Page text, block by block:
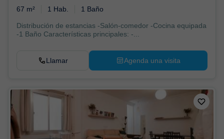
67 m² 1 Hab. 1 Baño
Distribución de estancias -Salón-comedor -Cocina equipada
-1 Baño Características principales: -...
Llamar Agenda una visita